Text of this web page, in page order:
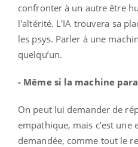
confronter à un autre être
l'altérité. L'IA trouvera sa
les psys. Parler à une
quelqu’un.
- Même si la machine
On peut lui demander de
empathique, mais c’est une
demandée, comme tout le